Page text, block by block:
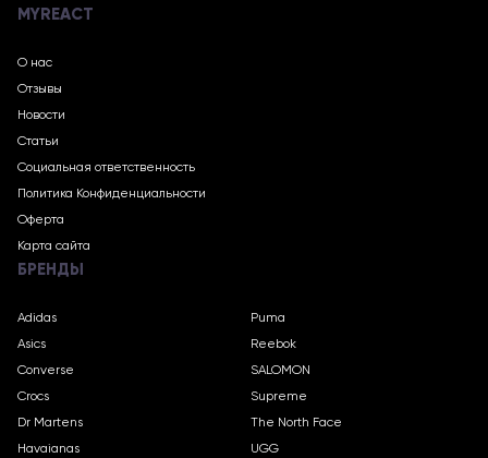
MYREACT
О нас
Отзывы
Новости
Статьи
Социальная ответственность
Политика Конфиденциальности
Оферта
Карта сайта
БРЕНДЫ
Adidas
Asics
Converse
Crocs
Dr Martens
Havaianas
Puma
Reebok
SALOMON
Supreme
The North Face
UGG